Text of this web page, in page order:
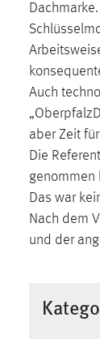
Auch
aber Zeit
Die
genommen
Das war
Nach dem
und der
Name:
Zweck:
Name:
Zweck:
Cookie
Name: